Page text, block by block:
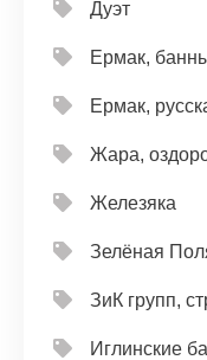
Дуэт
Ермак,
Ермак,
Жара,
Железяка
Зелёная
ЗиК групп,
Иглинские